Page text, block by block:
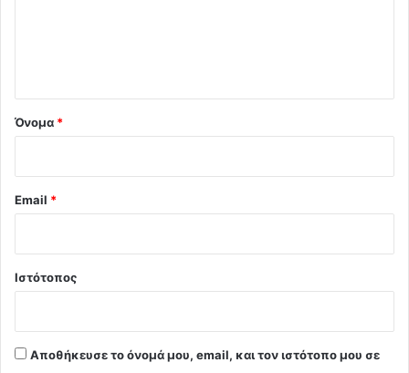
Όνομα *
Email *
Ιστότοπος
Αποθήκευσε το όνομά μου, email, και τον ιστότοπο μου σε